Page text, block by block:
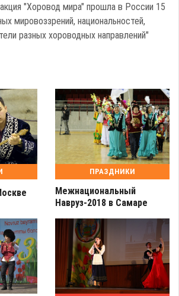
"Хоровод мира" прошла в России 15
мировоззрений, национальностей,
разных хороводных направлений"
ПРАЗДНИКИ
Межнациональный
Навруз-2018 в Самаре